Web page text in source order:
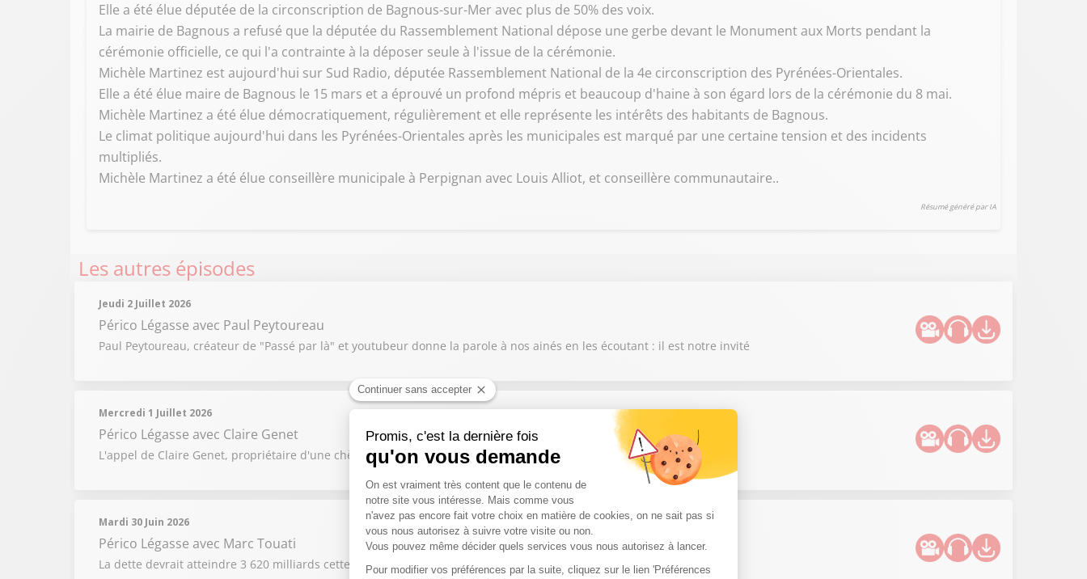
Elle a été élue députée de la circonscription de Bagnous-sur-Mer avec plus de 50% des voix.
La mairie de Bagnous a refusé que la députée du Rassemblement National dépose une gerbe devant le Monument aux Morts pendant la
cérémonie officielle, ce qui l'a contrainte à la déposer seule à l'issue de la cérémonie.
Michèle Martinez est aujourd'hui sur Sud Radio, députée Rassemblement National de la 4e circonscription des Pyrénées-Orientales.
Elle a été élue maire de Bagnous le 15 mars et a éprouvé un profond mépris et beaucoup d'haine à son égard lors de la cérémonie du 8 mai.
Michèle Martinez a été élue démocratiquement, régulièrement et elle représente les intérêts des habitants de Bagnous.
Le climat politique aujourd'hui dans les Pyrénées-Orientales après les municipales est marqué par une certaine tension et des incidents
multipliés.
Michèle Martinez a été élue conseillère municipale à Perpignan avec Louis Alliot, et conseillère communautaire..
Résumé généré par IA
Les autres épisodes
Jeudi 2 Juillet 2026
Périco Légasse avec Paul Peytoureau
Paul Peytoureau, créateur de "Passé par là" et youtubeur donne la parole à nos ainés en les écoutant : il est notre invité
Mercredi 1 Juillet 2026
Périco Légasse avec Claire Genet
L'appel de Claire Genet, propriétaire d'une chèvrerie fromagerie dans l'Yonne qui lutte contre la canicule
Mardi 30 Juin 2026
Périco Légasse avec Marc Touati
La dette devrait atteindre 3 620 milliards cette année : concrètement qu’est ce qu’il risque de se passer ?